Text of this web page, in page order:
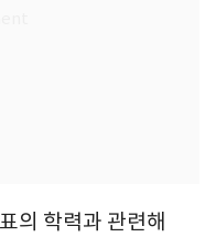
의 학력과 관련해